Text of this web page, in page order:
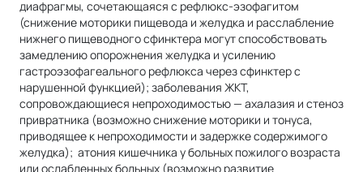
диафрагмы, сочетающаяся с рефлюкс-эзофагитом
(снижение моторики пищевода и желудка и расслабление
нижнего пищеводного сфинктера могут способствовать
замедлению опорожнения желудка и усилению
гастроэзофагеального рефлюкса через сфинктер с
нарушенной функцией); заболевания ЖКТ,
сопровождающиеся непроходимостью — ахалазия и стеноз
привратника (возможно снижение моторики и тонуса,
приводящее к непроходимости и задержке содержимого
желудка); атония кишечника у больных пожилого возраста
или ослабленных больных (возможно развитие